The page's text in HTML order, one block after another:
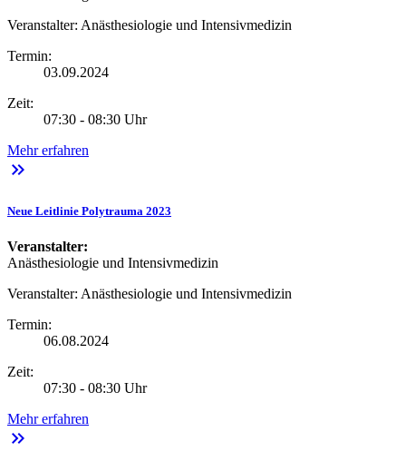
Veranstalter: Anästhesiologie und Intensivmedizin
Termin:
03.09.2024
Zeit:
07:30 - 08:30 Uhr
Mehr erfahren
keyboard_double_arrow_right
Neue Leitlinie Polytrauma 2023
Veranstalter:
Anästhesiologie und Intensivmedizin
Veranstalter: Anästhesiologie und Intensivmedizin
Termin:
06.08.2024
Zeit:
07:30 - 08:30 Uhr
Mehr erfahren
keyboard_double_arrow_right